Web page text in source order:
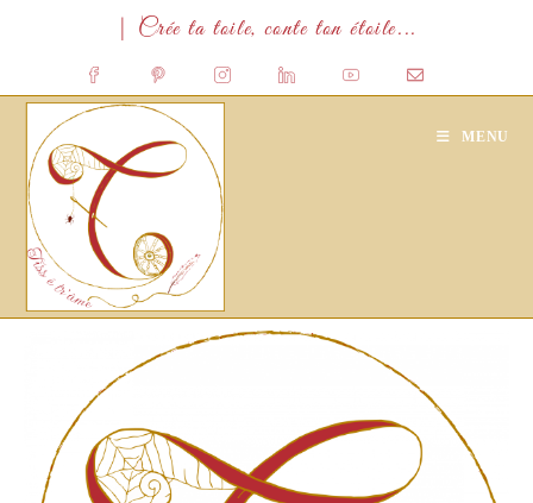
| Crée ta toile, conte ton étoile...
MENU